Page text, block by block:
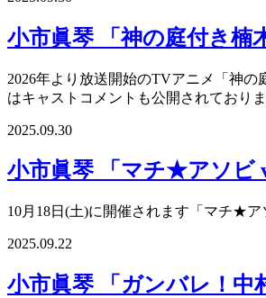
小市眞琴 「神の庭付き楠
2026年より放送開始のTVアニメ「神
はキャストコメントも公開されており
2025.09.30
小市眞琴 「マチ★アソビ
10月18日(土)に開催されます「マチ★ア
2025.09.22
小市眞琴 「ガンバレ！中